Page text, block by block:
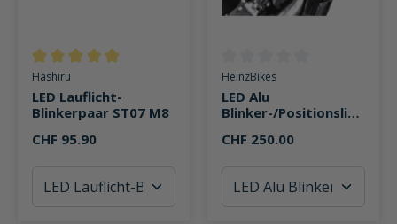
Durchschnittliche Bewertung von 5 von 5 Sternen
Hashiru
LED Lauflicht-
Blinkerpaar ST07 M8
CHF 95.90
Durchschnittliche Bewertung
HeinzBikes
LED Alu
Blinker-/Positionslich
CHF 250.00